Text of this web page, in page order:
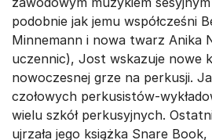
podobnie jak jemu współcześni
Minnemann i nowa twarz Anika
uczennic), Jost wskazuje nowe
nowoczesnej grze na perkusji.
czołowych perkusistów-
wielu szkół perkusyjnych.
ujrzała jego książka Snare